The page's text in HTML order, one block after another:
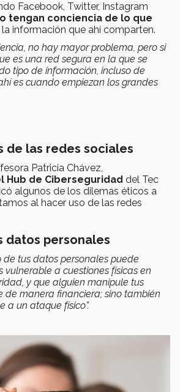
Facebook, Twitter, Instagram
tengan conciencia de lo que
información que ahí comparten.
no hay mayor problema, pero si
es una red segura en la que se
tipo de información, incluso de
es cuando empiezan los grandes
de las redes sociales
Patricia Chávez,
Hub de Ciberseguridad del Tec
algunos de los dilemas éticos a
al hacer uso de las redes
datos personales
de tus datos personales puede
vulnerable a cuestiones físicas en
y que alguien manipule tus
de manera financiera; sino también
a un ataque físico”.